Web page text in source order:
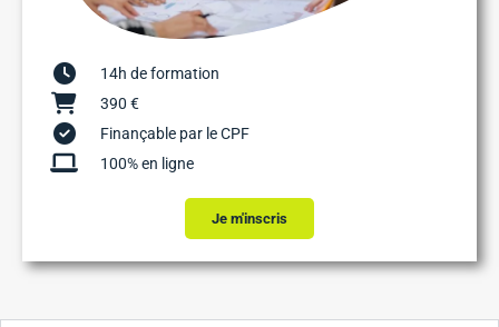
14h de formation
390 €
Finançable par le CPF
100% en ligne
Je m'inscris